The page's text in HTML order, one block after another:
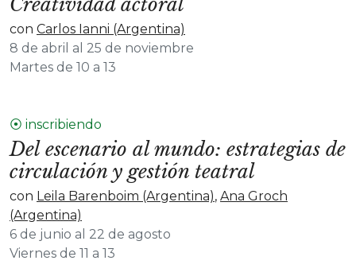
con Carlos Ianni (Argentina)
8 de abril al 25 de noviembre
Martes de 10 a 13
⦿ inscribiendo
Del escenario al mundo: estrategias de
circulación y gestión teatral
con Leila Barenboim (Argentina), Ana Groch
(Argentina)
6 de junio al 22 de agosto
Viernes de 11 a 13